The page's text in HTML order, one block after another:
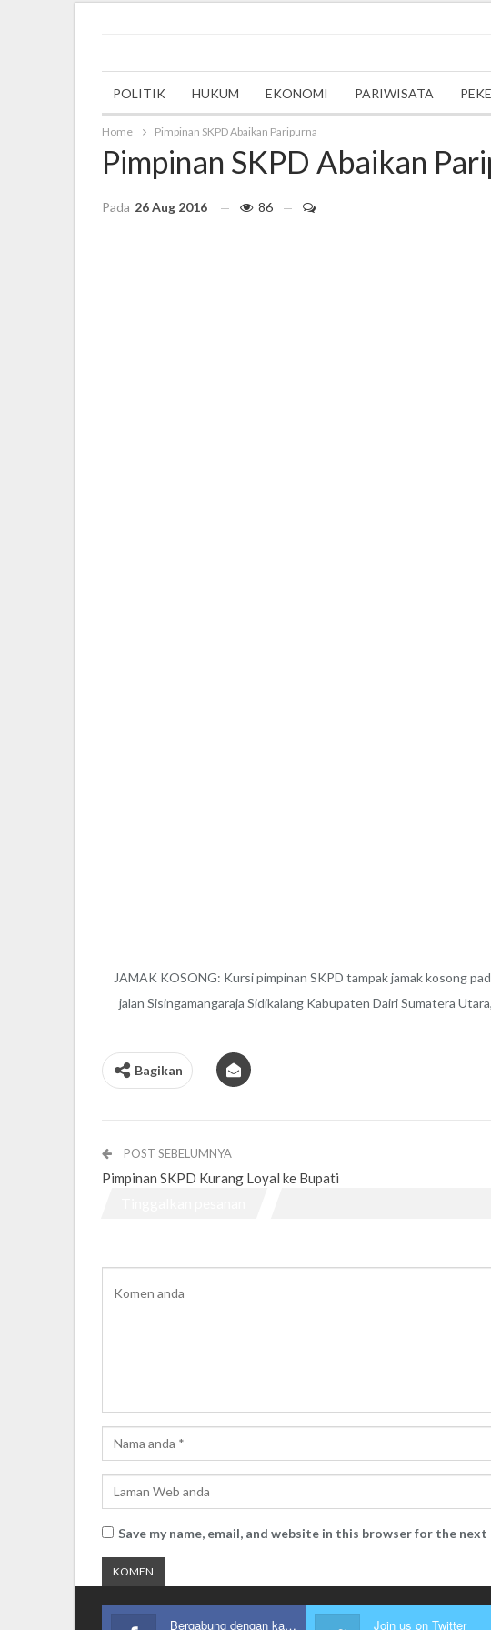
POLITIK HUKUM EKONOMI PARIWISATA
Home Pimpinan SKPD Abaikan Paripurna
Pimpinan SKPD Abaikan
Pada 26 Aug 2016 86
JAMAK KOSONG: Kursi pimpinan SKPD tampak jamak kosong
jalan Sisingamangaraja Sidikalang Kabupaten Dairi Sumatera
Bagikan
POST SEBELUMNYA
Pimpinan SKPD Kurang Loyal ke Bupati
Save my name, email, and website in this browser for the
Bergabung dengan kami Join us on Twitter